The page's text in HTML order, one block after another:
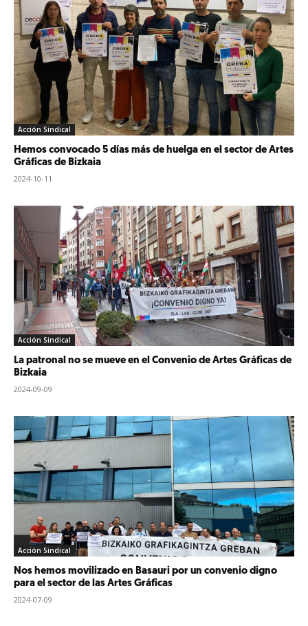
Acción Sindical
Hemos convocado 5 días más de huelga en el sector de Artes
Gráficas de Bizkaia
2024-10-11
Acción Sindical
La patronal no se mueve en el Convenio de Artes Gráficas de
Bizkaia
2024-09-09
Acción Sindical
Nos hemos movilizado en Basauri por un convenio digno
para el sector de las Artes Gráficas
2024-07-09